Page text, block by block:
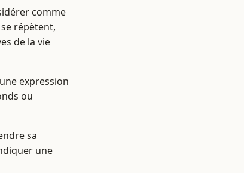
comme
répètent,
de la vie
expression
ou
sa
une